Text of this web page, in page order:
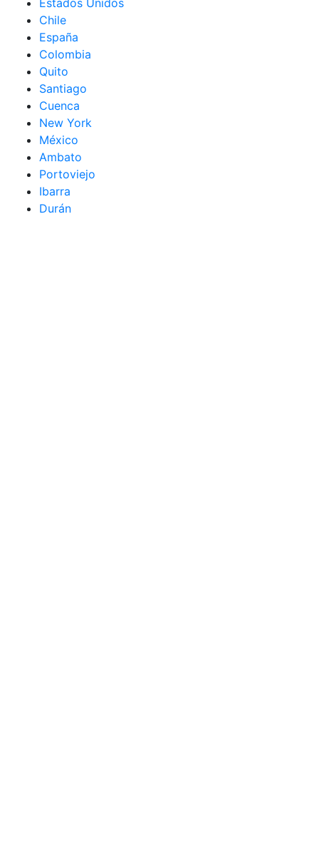
Estados Unidos
Chile
España
Colombia
Quito
Santiago
Cuenca
New York
México
Ambato
Portoviejo
Ibarra
Durán